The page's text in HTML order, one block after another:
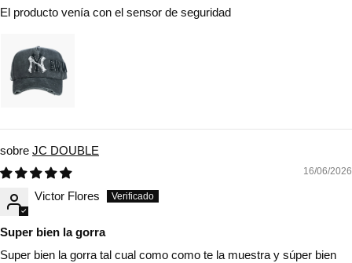
El producto venía con el sensor de seguridad
JC DOUBLE
16/06/2026
Victor Flores
Super bien la gorra
Super bien la gorra tal cual como como te la muestra y súper bien